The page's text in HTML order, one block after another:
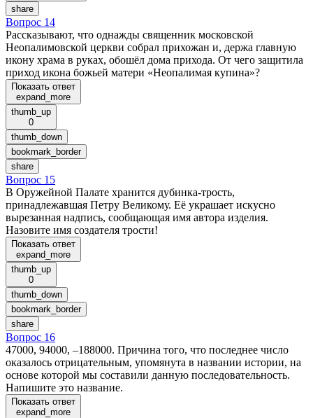
share
Вопрос 14
Рассказывают, что однажды священник московской
Неопалимовской церкви собрал прихожан и, держа главную
икону храма в руках, обошёл дома прихода. От чего защитила
приход икона божьей матери «Неопалимая купина»?
Показать ответ
expand_more
thumb_up
0
thumb_down
bookmark_border
share
Вопрос 15
В Оружейной Палате хранится дубинка-трость,
принадлежавшая Петру Великому. Её украшает искусно
вырезанная надпись, сообщающая имя автора изделия.
Назовите имя создателя трости!
Показать ответ
expand_more
thumb_up
0
thumb_down
bookmark_border
share
Вопрос 16
47000, 94000, –188000. Причина того, что последнее число
оказалось отрицательным, упомянута в названии истории, на
основе которой мы составили данную последовательность.
Напишите это название.
Показать ответ
expand_more